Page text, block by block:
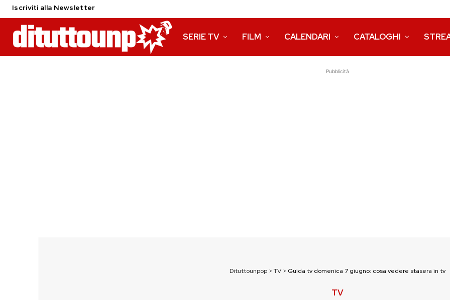
Iscriviti alla Newsletter
SERIE TV FILM CALENDARI CATALOGHI
Pubblicità
Dituttounpop> TV> Guida tv domenica 7 giugno: cosa vedere stasera in tv
TV